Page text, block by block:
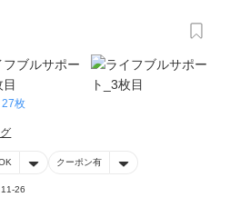
27枚
クーポン有
26